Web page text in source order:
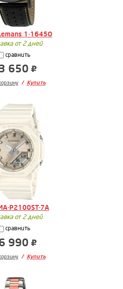
1-1645O
от 2 дней
сравнить
650
Купить
P2100ST-7A
от 2 дней
сравнить
990
Купить